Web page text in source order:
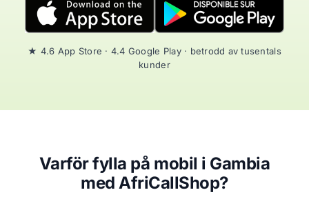
★ 4.6 App Store · 4.4 Google Play · betrodd av tusentals
kunder
Varför fylla på mobil i Gambia
med AfriCallShop?